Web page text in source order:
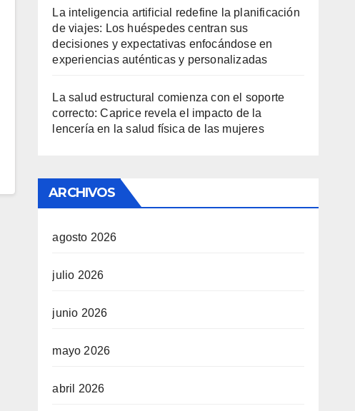
La inteligencia artificial redefine la planificación
de viajes: Los huéspedes centran sus
decisiones y expectativas enfocándose en
experiencias auténticas y personalizadas
La salud estructural comienza con el soporte
correcto: Caprice revela el impacto de la
lencería en la salud física de las mujeres
ARCHIVOS
agosto 2026
julio 2026
junio 2026
mayo 2026
abril 2026